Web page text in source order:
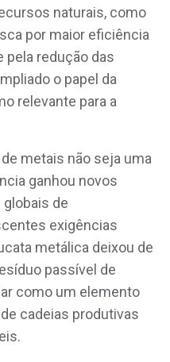
naturais, como
por maior eficiência
pela redução das
o papel da
relevante para a
metais não seja uma
ganhou novos
de
exigências
metálica deixou de
passível de
como um elemento
cadeias produtivas